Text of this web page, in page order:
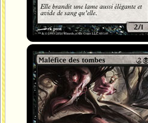
Maléfice des tombes